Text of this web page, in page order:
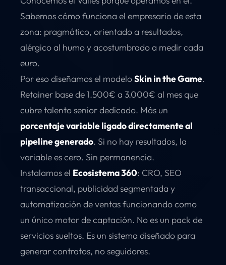
Sabemos cómo funciona el empresario de esta
zona: pragmático, orientado a resultados,
alérgico al humo y acostumbrado a medir cada
euro.
Por eso diseñamos el modeloSkin in the Game.
Retainer base de 1.500€ a 3.000€ al mes que
cubre talento senior dedicado. Más un
porcentaje variable ligado directamente al
pipeline generado. Si no hay resultados, la
variable es cero. Sin permanencia.
Instalamos el Ecosistema 360: CRO, SEO
transaccional, publicidad segmentada y
automatización de ventas funcionando como
un único motor de captación. No es un pack de
servicios sueltos. Es un sistema diseñado para
generar contratos, no seguidores.